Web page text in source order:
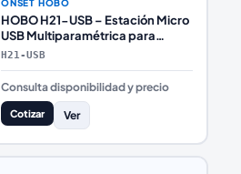
ONSET HOBO
HOBO H21-USB – Estación Micro
USB Multiparamétrica para
Monitoreo Ambiental
H21-USB
Consulta disponibilidad y precio
Cotizar Ver